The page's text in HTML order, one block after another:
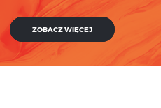
ZOBACZ WIĘCEJ